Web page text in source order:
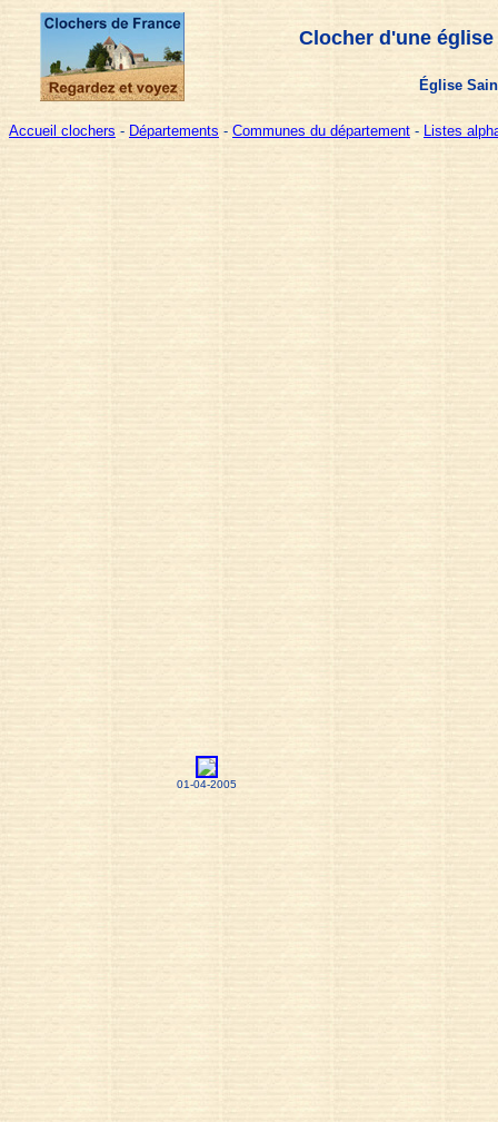
Clocher d'une
Église
Accueil clochers - Départements - Communes du département - Listes
01-04-2005